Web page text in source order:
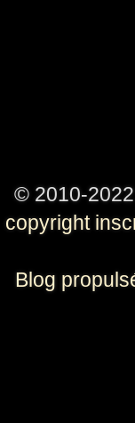
© 2010-
copyright
Blog